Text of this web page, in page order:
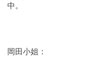
中。
岡田小姐：